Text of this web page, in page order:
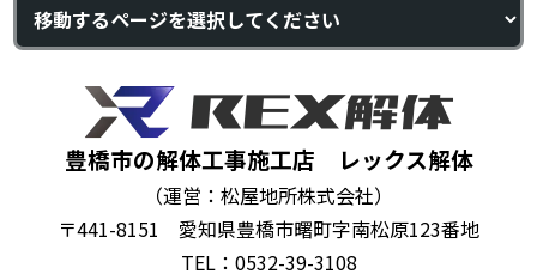
豊橋市の解体工事施工店 レックス解体
（運営：松屋地所株式会社）
〒441-8151 愛知県豊橋市曙町字南松原123番地
TEL：0532-39-3108